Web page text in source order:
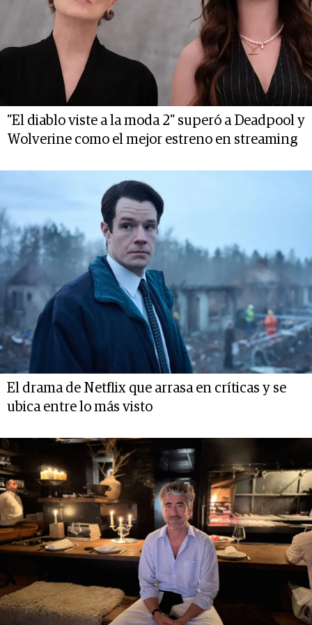
"El diablo viste a la moda 2" superó a Deadpool y
Wolverine como el mejor estreno en streaming
El drama de Netflix que arrasa en críticas y se
ubica entre lo más visto